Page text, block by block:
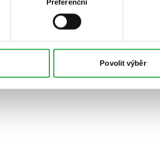
Preferenční
Povolit výběr